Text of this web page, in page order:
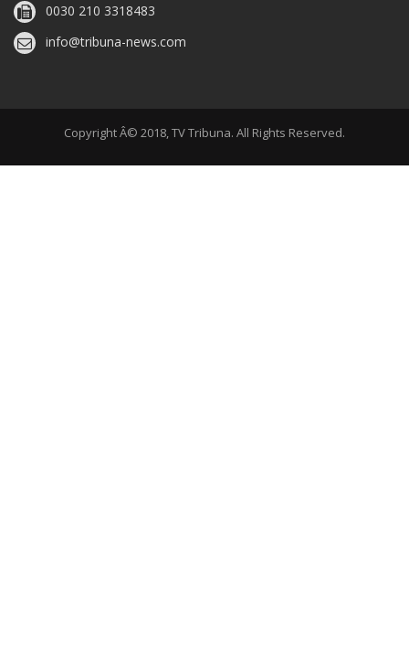
0030 210 3318483
info@tribuna-news.com
Copyright Â© 2018, TV Tribuna. All Rights Reserved.